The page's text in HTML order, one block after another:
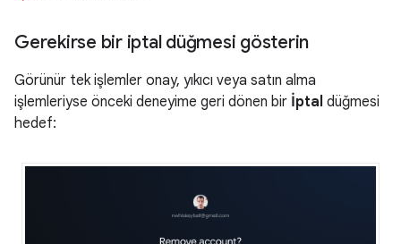
Gerekirse bir iptal düğmesi gösterin
Görünür tek işlemler onay, yıkıcı veya satın alma
işlemleriyse önceki deneyime geri dönen bir İptal düğmesi
hedef: